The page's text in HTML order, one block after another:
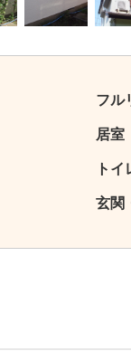
フル
居室
トイ
玄関